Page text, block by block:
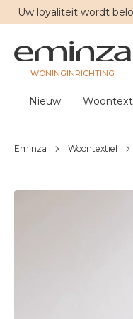
Uw loyaliteit wordt
WONINGINRICHTING
Nieuw
Eminza Woontextiel